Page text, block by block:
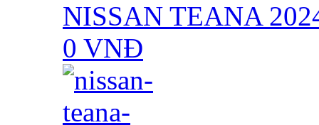
NISSAN TEANA
0 VNĐ